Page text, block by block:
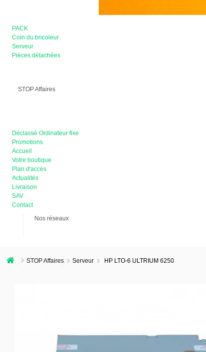
PACK
Coin du bricoleur
Serveur
Pièces détachées
STOP Affaires
Déclassé Ordinateur fixe
Promotions
Accueil
Votre boutique
Plan d'accès
Actualités
Livraison
SAV
Contact
Nos réseaux
STOP Affaires Serveur HP LTO-6 ULTRIUM 6250